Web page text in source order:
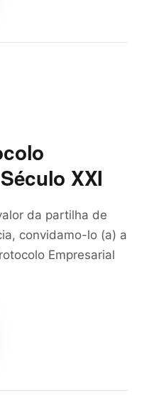
XXI
da partilha de
convidamo-lo (a) a
Empresarial